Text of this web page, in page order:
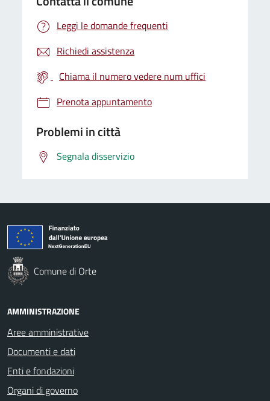
Leggi le domande frequenti
Richiedi assistenza
Chiama il numero vedere num uffici
Prenota appuntamento
Problemi in città
Segnala disservizio
Comune di Orte
AMMINISTRAZIONE
Aree amministrative
Documenti e dati
Enti e fondazioni
Organi di governo